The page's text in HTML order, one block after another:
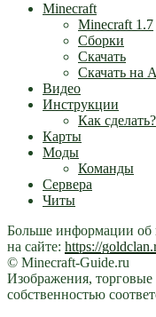
Minecraft
Minecraft 1.7
Сборки
Скачать
Скачать на
Видео
Инструкции
Как сделать?
Карты
Моды
Команды
Сервера
Читы
Больше информации об
на сайте: https://
© Minecraft-Guide.ru
Изображения,
собственностью